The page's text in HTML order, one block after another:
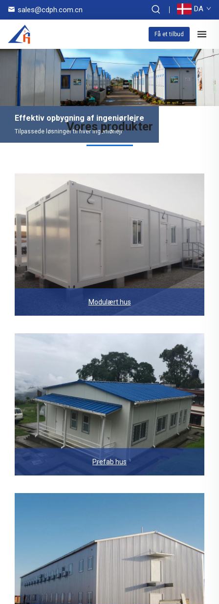
sales@cdph.com.cn DA
Få et tilbud
Effektiv opbygning af ingeniørlejre
Tilpassede løsninger til hver ingeniørlejr
Vores produkter
Modulært hus
Prefab hus